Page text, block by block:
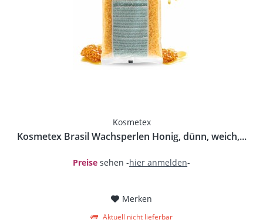
Kosmetex
Kosmetex Brasil Wachsperlen Honig, dünn, weich,...
Preise sehen -hier anmelden-
Merken
Aktuell nicht lieferbar